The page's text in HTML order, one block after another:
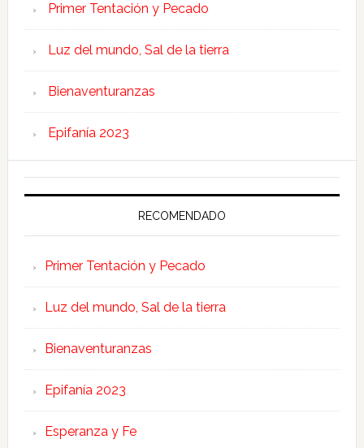
Primer Tentación y Pecado
Luz del mundo, Sal de la tierra
Bienaventuranzas
Epifanía 2023
RECOMENDADO
Primer Tentación y Pecado
Luz del mundo, Sal de la tierra
Bienaventuranzas
Epifanía 2023
Esperanza y Fe